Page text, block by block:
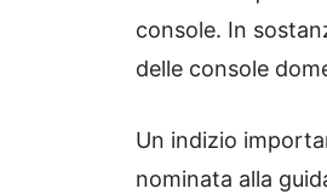
console. In
delle console
Un indizio
nominata alla